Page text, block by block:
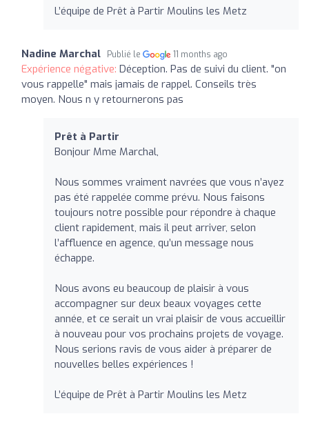
L’équipe de Prêt à Partir Moulins les Metz
Nadine Marchal Publié le 11 months ago
Expérience négative: Déception. Pas de suivi du client. "on
vous rappelle" mais jamais de rappel. Conseils très
moyen. Nous n y retournerons pas
Prêt à Partir
Bonjour Mme Marchal,
Nous sommes vraiment navrées que vous n’ayez
pas été rappelée comme prévu. Nous faisons
toujours notre possible pour répondre à chaque
client rapidement, mais il peut arriver, selon
l’affluence en agence, qu’un message nous
échappe.
Nous avons eu beaucoup de plaisir à vous
accompagner sur deux beaux voyages cette
année, et ce serait un vrai plaisir de vous accueillir
à nouveau pour vos prochains projets de voyage.
Nous serions ravis de vous aider à préparer de
nouvelles belles expériences !
L’équipe de Prêt à Partir Moulins les Metz